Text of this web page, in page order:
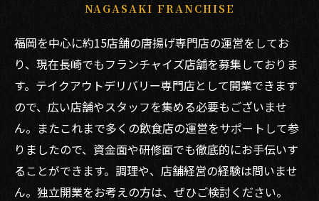
NAGASAKI FRANCHISE
福岡を中心に約15店舗の唐揚げ専門店の運営をしてお
り、現在長崎でもフランチャイズ店舗を募集しておりま
す。テイクアウトデリバリー専門店として開業できます
ので、広い店舗やスタッフを集める必要もございませ
ん。またこれまで多くの飲食店の運営をサポートして参
りましたので、資金面や研修面でも徹底的にお手伝いす
ることができます。調理や、店舗経営の経験は問いませ
ん。独立開業をお考えの方は、ぜひご検討ください。